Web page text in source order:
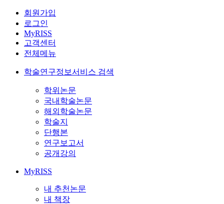
회원가입
로그인
MyRISS
고객센터
전체메뉴
학술연구정보서비스 검색
학위논문
국내학술논문
해외학술논문
학술지
단행본
연구보고서
공개강의
MyRISS
내 추천논문
내 책장